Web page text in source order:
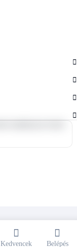
Kedvencek Belépés